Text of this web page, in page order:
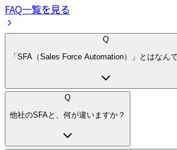
FAQ一覧を見る
Q
「SFA（Sales Force Automation）」とはなん
Q
他社のSFAと、何が違いますか？